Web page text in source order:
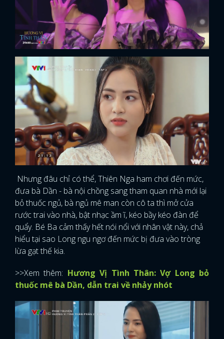
Nhưng đâu chỉ có thể, Thiên Nga ham chơi đến mức,
đưa bà Dần - bà nội chồng sang tham quan nhà mới lại
bỏ thuốc ngủ, bà ngủ mê man còn cô ta thì mở cửa
rước trai vào nhà, bật nhạc ầm ĩ, kéo bầy kéo đàn để
quẩy. Bé Ba cảm thấy hết nói nổi với nhân vật này, chả
hiểu tại sao Long ngu ngơ đến mức bị đưa vào tròng
lừa gạt thế kia.
>>Xem thêm: Hương Vị Tình Thân: Vợ Long bỏ
thuốc mê bà Dần, dẫn trai về nhảy nhót